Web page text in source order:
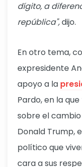
dígito, a
república",dijo.
En otro tema,
expresidente
apoyo a la
Pardo, en la
sobre el
Donald Trump,
político que
cara a sus